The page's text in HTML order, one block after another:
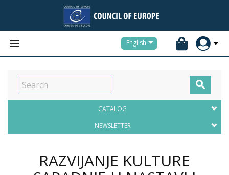
 English

CATALOG
NEWSLETTER
RAZVIJANJE KULTURE